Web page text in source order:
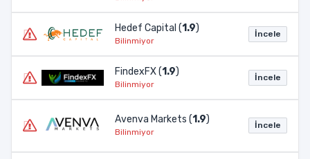
Hedef Capital (1.9)
Bilinmiyor
İncele
FindexFX (1.9)
Bilinmiyor
İncele
Avenva Markets (1.9)
Bilinmiyor
İncele